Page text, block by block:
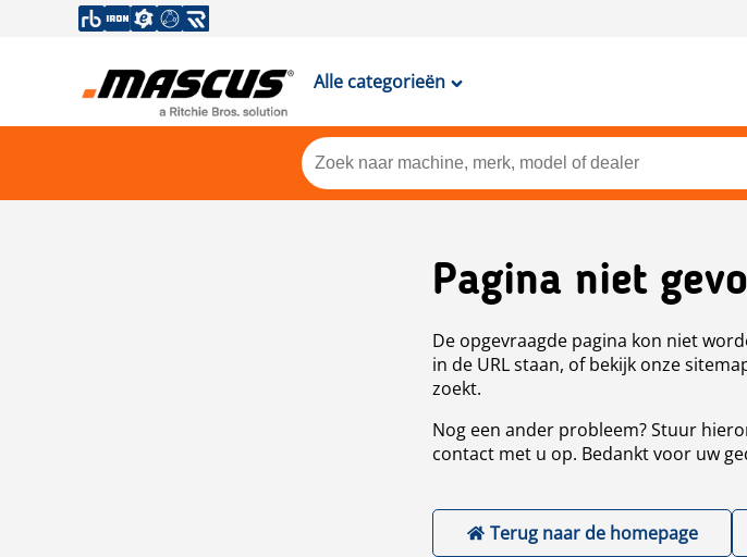
Alle categorieën
Pagina niet
De opgevraagde pagina kon niet
in de URL staan, of bekijk onze
zoekt.
Nog een ander probleem? Stuur
contact met u op. Bedankt voor uw
Terug naar de homepage